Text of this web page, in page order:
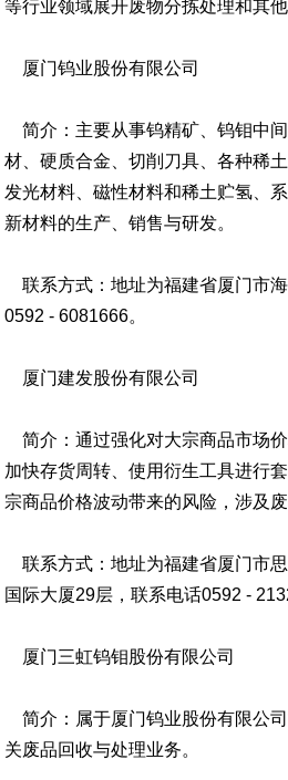
等行业领域展开废物分拣处理和其他
厦门钨业股份有限公司
简介：主要从事钨精矿、钨钼中
材、硬质合金、切削刀具、各种稀
发光材料、磁性材料和稀土贮氢、
新材料的生产、销售与研发。
联系方式：地址为福建省厦门市
0592 - 6081666。
厦门建发股份有限公司
简介：通过强化对大宗商品市场
加快存货周转、使用衍生工具进行
宗商品价格波动带来的风险，涉及
联系方式：地址为福建省厦门市
国际大厦29层，联系电话0592 -
厦门三虹钨钼股份有限公司
简介：属于厦门钨业股份有限公
关废品回收与处理业务。